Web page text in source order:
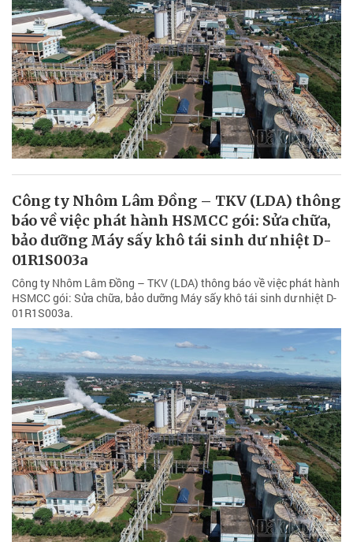
Công ty Nhôm Lâm Đồng – TKV (LDA) thông
báo về việc phát hành HSMCC gói: Sửa chữa,
bảo dưỡng Máy sấy khô tái sinh dư nhiệt D-
01R1S003a
Công ty Nhôm Lâm Đồng – TKV (LDA) thông báo về việc phát hành
HSMCC gói: Sửa chữa, bảo dưỡng Máy sấy khô tái sinh dư nhiệt D-
01R1S003a.